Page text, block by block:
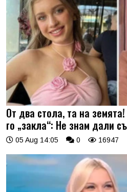
От два стола, та на
го „закла“: Не знам дали
05 Aug 14:05 0 16947